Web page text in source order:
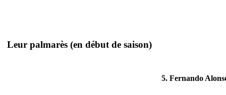
Leur palmarès (en début de saison)
5. Fernando